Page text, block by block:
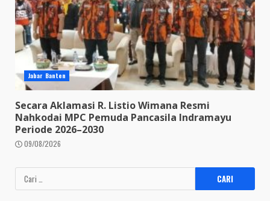
Jabar Banten
Secara Aklamasi R. Listio Wimana Resmi
Nahkodai MPC Pemuda Pancasila Indramayu
Periode 2026–2030
09/08/2026
Cari
untuk: